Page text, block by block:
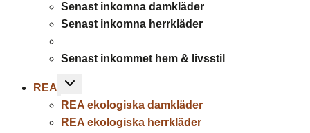
menu
Senast inkomna damkläder
Senast inkomna herrkläder
Senast inkommet hem & livsstil
REA
Toggle
menu
REA ekologiska damkläder
REA ekologiska herrkläder